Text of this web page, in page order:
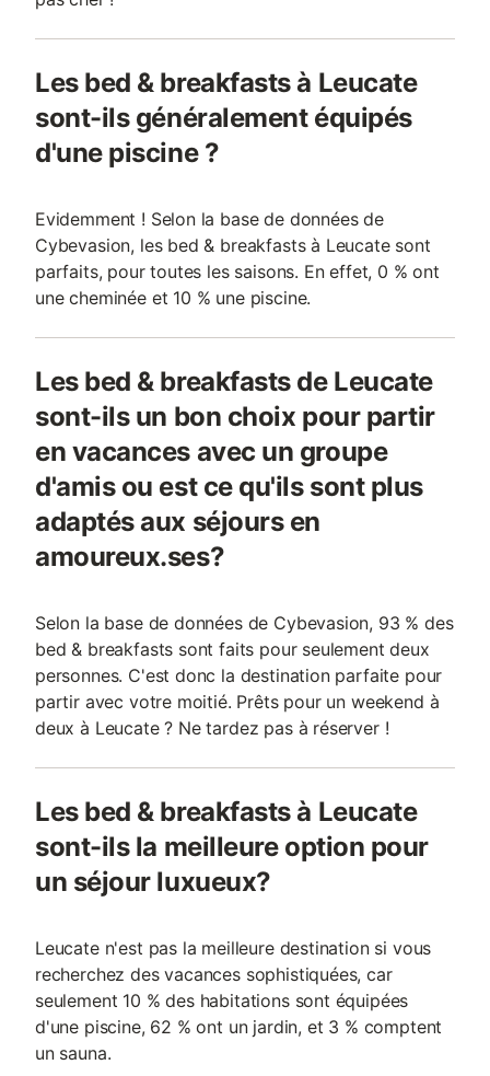
Les bed & breakfasts à Leucate
sont-ils généralement équipés
d'une piscine ?
Evidemment ! Selon la base de données de
Cybevasion, les bed & breakfasts à Leucate sont
parfaits, pour toutes les saisons. En effet, 0 % ont
une cheminée et 10 % une piscine.
Les bed & breakfasts de Leucate
sont-ils un bon choix pour partir
en vacances avec un groupe
d'amis ou est ce qu'ils sont plus
adaptés aux séjours en
amoureux.ses?
Selon la base de données de Cybevasion, 93 % des
bed & breakfasts sont faits pour seulement deux
personnes. C'est donc la destination parfaite pour
partir avec votre moitié. Prêts pour un weekend à
deux à Leucate ? Ne tardez pas à réserver !
Les bed & breakfasts à Leucate
sont-ils la meilleure option pour
un séjour luxueux?
Leucate n'est pas la meilleure destination si vous
recherchez des vacances sophistiquées, car
seulement 10 % des habitations sont équipées
d'une piscine, 62 % ont un jardin, et 3 % comptent
un sauna.